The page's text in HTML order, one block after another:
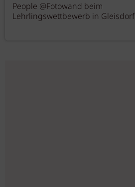
People @Fotowand beim
Lehrlingswettbewerb in Gleisdorf